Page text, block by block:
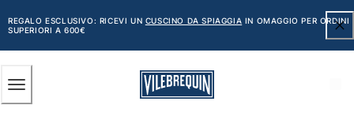
AL
CONTENUTO
PRINCIPALE
REGALO ESCLUSIVO: RICEVI UN CUSCINO DA SPIAGGIA IN OMAGGIO PER ORDINI
SUPERIORI A 600€